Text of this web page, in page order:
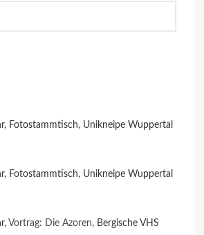
Fotostammtisch, Unikneipe Wuppertal
Fotostammtisch, Unikneipe Wuppertal
Vortrag: Die Azoren, Bergische VHS